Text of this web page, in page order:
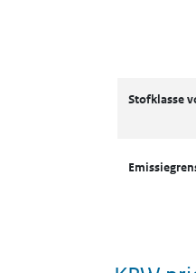
Stofklasse